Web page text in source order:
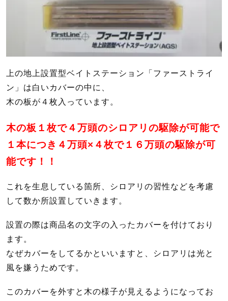
上の地上設置型ベイトステーション「ファーストライ
ン」は白いカバーの中に、
木の板が４枚入っています。
木の板１枚で４万頭のシロアリの駆除が可能で
１本につき４万頭×４枚で１６万頭の駆除が可
能です！！
これを生息している箇所、シロアリの習性などを考慮
して数か所設置していきます。
設置の際は商品名の文字の入ったカバーを付けており
ます。
なぜカバーをしてるかといいますと、シロアリは光と
風を嫌うためです。
このカバーを外すと木の様子が見えるようになってお